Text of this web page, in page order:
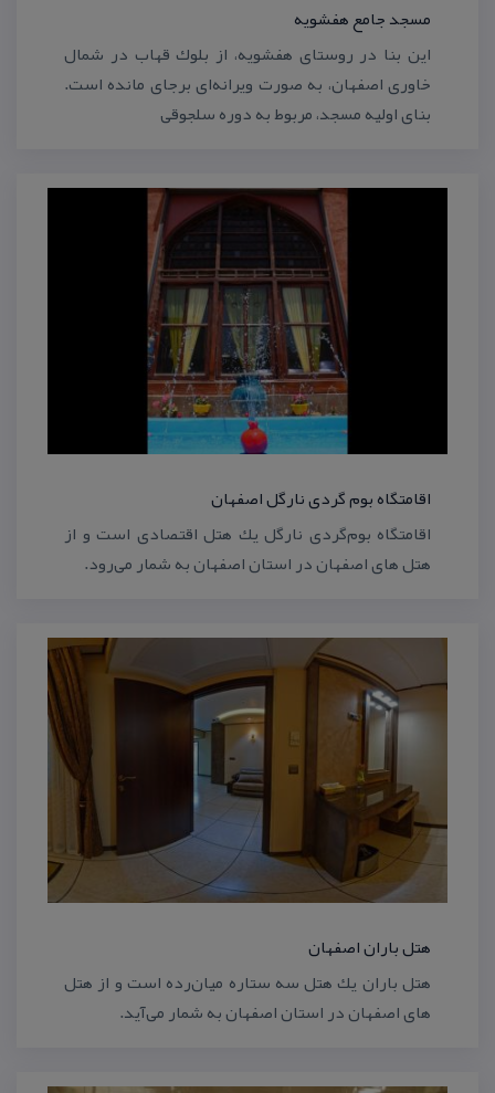
مسجد جامع هفشویه
این بنا در روستای هفشویه، از بلوك قهاب در شمال
خاوری اصفهان، به صورت ویرانه‌ای برجای مانده است.
بنای اولیه مسجد، مربوط به دوره سلجوقی
اقامتگاه بوم گردی نارگل اصفهان
اقامتگاه بوم‌گردی نارگل یك هتل اقتصادی است و از
هتل های اصفهان در استان اصفهان به شمار می‌رود.
هتل باران اصفهان
هتل باران یك هتل سه ستاره میان‌رده است و از هتل
های اصفهان در استان اصفهان به شمار می‌آید.